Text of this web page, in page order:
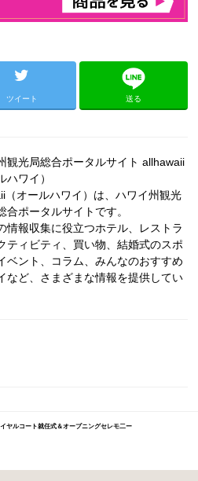
ツイート 送る
観光局総合ポータルサイト allhawaii
ハワイ）
（オールハワイ）は、ハワイ州観光
合ポータルサイトです。
情報収集に役立つホテル、レストラ
ティビティ、買い物、結婚式のスポ
ベント、コラム、みんなのおすすめ
など、さまざまな情報を提供してい
ヤルコート就任式＆オープニングセレモ二ー